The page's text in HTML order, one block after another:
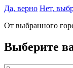
Да, верно Нет,
От выбранного
Выберите